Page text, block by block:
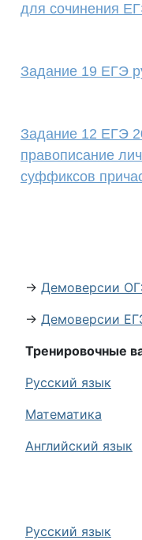
Русский язык
для сочинения
Задание 19 ЕГЭ
Задание 12 ЕГЭ
правописание
суффиксов
→ Демоверсии
→ Демоверсии
Тренировочные
Русский язык
Математика
Английский язык